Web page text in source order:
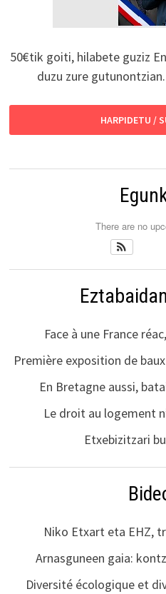
50€tik goiti, hilabete guziz
duzu zure
HARPIDETU /
There are no
Face à une France
Première exposition de
En Bretagne aussi,
Le droit au logement
Etxebizitzari
Niko Etxart eta EHZ,
Arnasguneen gaia:
Diversité écologique et